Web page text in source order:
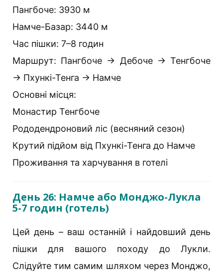
Пангбоче: 3930 м
Намче-Базар: 3440 м
Час пішки: 7–8 годин
Маршрут: Пангбоче → Дебоче → Тенгбоче
→ Пхункі-Тенга → Намче
Основні місця:
Монастир Тенгбоче
Рододендроновий ліс (весняний сезон)
Крутий підйом від Пхункі-Тенга до Намче
Проживання та харчування в готелі
День 26: Намче або Монджо-Лукла
5-7 годин (готель)
Цей день – ваш останній і найдовший день
пішки для вашого походу до Лукли.
Слідуйте тим самим шляхом через Монджо,